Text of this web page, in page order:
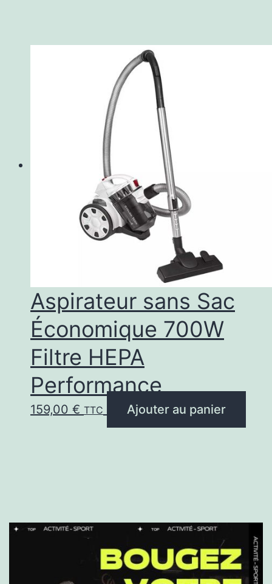
Aspirateur sans Sac
Économique 700W
Filtre HEPA
Performance
159,00 € TTC Ajouter au panier